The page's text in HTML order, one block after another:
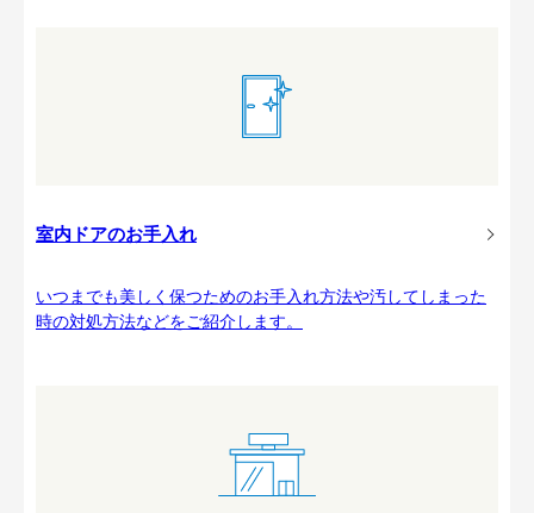
室内ドアのお手入れ
いつまでも美しく保つためのお手入れ方法や汚してしまった
時の対処方法などをご紹介します。